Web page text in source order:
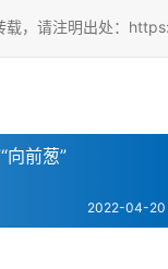
载，请注明出处：
向前葱”
2022-04-20